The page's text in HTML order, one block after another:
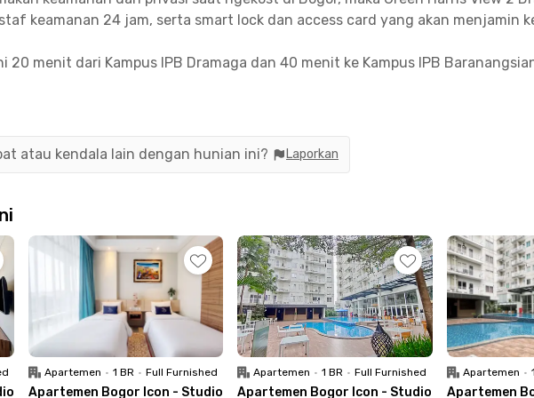
keamanan 24 jam, serta smart lock dan access card yang akan menjamin
20 menit dari Kampus IPB Dramaga dan 40 menit ke Kampus IPB
buat kamu yang bekerja di CIFOR dengan jarak 10 menit, sementara
Untuk mengisi perut atau belanja bulanan kamu bisa menuju Hari
Bogor menyediakan kamar berfurnitur dengan WiFi, kamar mandi dalam, TV,
Pengeluaran listrik makin terkontrol karena kamar menggunakan token
Bogor ini.
atau kendala lain dengan hunian ini? Laporkan
Apartemen • 1 BR • Full Furnished
Apartemen Bogor Icon - Studio
Apartemen • 1 BR • Full Furnished
Apartemen Bogor Icon - Studio
Apartemen •
Apartemen